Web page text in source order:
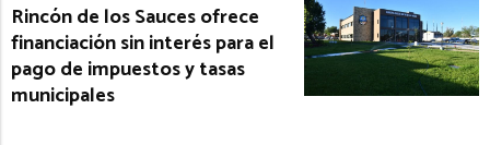
Rincón de los Sauces ofrece
financiación sin interés para el
pago de impuestos y tasas
municipales